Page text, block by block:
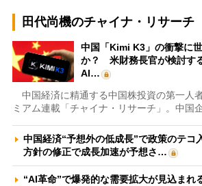
田代尚機のチャイナ・リサーチ
中国「Kimi K3」の衝撃に
か？ 米財務長官が検討す
AI…
中国経済に精通する中国株投資の第一人
ミアム連載「チャイナ・リサーチ」。中国
中国経済“予想外の低成長”で政策のテ
方針の修正で成長加速が予想さ…
“AI革命”で爆発的な需要拡大が見込まれ